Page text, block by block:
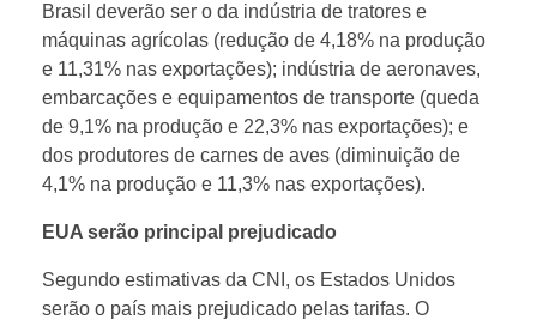
e
r
o
3
º
Brasil deverão ser o da indústria de tratores e
máquinas agrícolas (redução de 4,18% na produção
e 11,31% nas exportações); indústria de aeronaves,
embarcações e equipamentos de transporte (queda
de 9,1% na produção e 22,3% nas exportações); e
dos produtores de carnes de aves (diminuição de
4,1% na produção e 11,3% nas exportações).
EUA serão principal prejudicado
Segundo estimativas da CNI, os Estados Unidos
serão o país mais prejudicado pelas tarifas. O